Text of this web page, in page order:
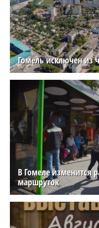
Гомель исключен из
В Гомеле изменится
маршруток